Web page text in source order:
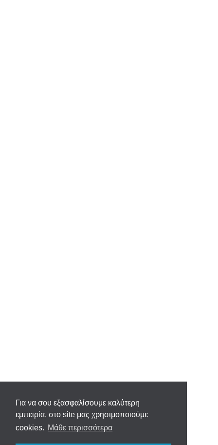
Για να σου εξασφαλίσουμε καλύτερη
εμπειρία, στο site μας χρησιμοποιούμε
cookies. Μάθε περισσότερα